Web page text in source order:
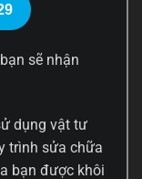
sẽ nhận
dụng vật tư
trình sửa chữa
bạn được khôi